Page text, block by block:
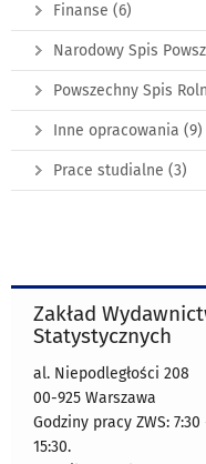
Finanse (6)
Narodowy Spis
Powszechny Spis
Inne opracowania (9)
Prace studialne (3)
Zakład
Statystycznych
al. Niepodległości 208
00-925 Warszawa
Godziny pracy ZWS: 7:30
15:30.